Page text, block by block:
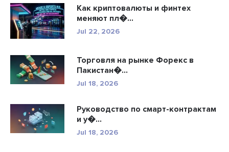
Как криптовалюты и финтех
меняют пл�...
Jul 22, 2026
Торговля на рынке Форекс в
Пакистан�...
Jul 18, 2026
Руководство по смарт-контрактам
и у�...
Jul 18, 2026